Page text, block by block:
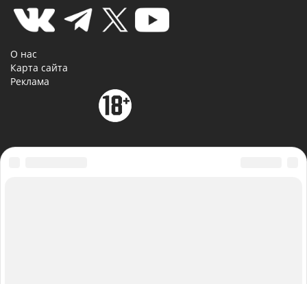
О нас
Карта сайта
Реклама